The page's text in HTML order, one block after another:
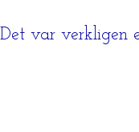
Det var verkligen